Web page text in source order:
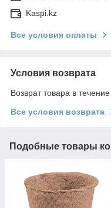
Kaspi.kz
Все условия оплаты
Условия возврата
Возврат товара в
Все условия возврата
Подобные товары